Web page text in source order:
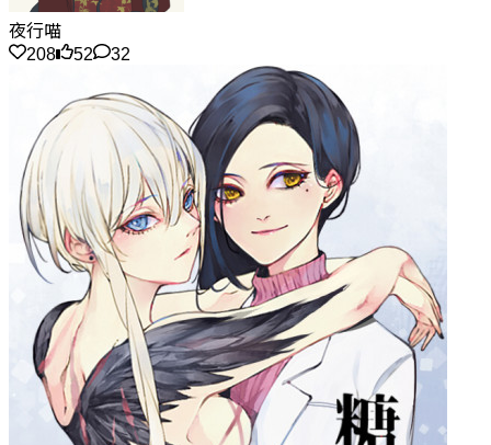
夜行喵
208
52 32